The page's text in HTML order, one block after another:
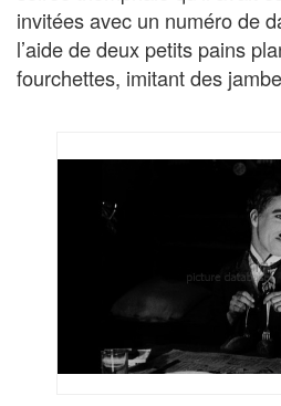
invitées avec un numéro de
l’aide de deux petits pains
fourchettes, imitant des